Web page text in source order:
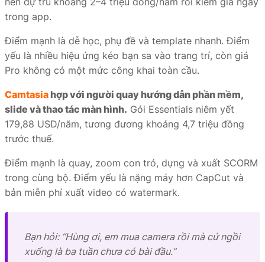
trong app.
Điểm mạnh là dễ học, phụ đề và template nhanh. Điểm
yếu là nhiều hiệu ứng kéo bạn sa vào trang trí, còn giá
Pro không có một mức công khai toàn cầu.
Camtasia hợp với người quay hướng dẫn phần mềm,
slide và thao tác màn hình. Gói Essentials niêm yết
179,88 USD/năm, tương đương khoảng 4,7 triệu đồng
trước thuế.
Điểm mạnh là quay, zoom con trỏ, dựng và xuất SCORM
trong cùng bộ. Điểm yếu là nặng máy hơn CapCut và
bản miễn phí xuất video có watermark.
Bạn hỏi: “Hùng ơi, em mua camera rồi mà cứ ngồi
xuống là ba tuần chưa có bài đầu.”